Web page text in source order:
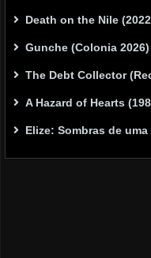
Death on the Nile
Gunche (Colonia
The Debt Collector
A Hazard of Hearts
Elize: Sombras de